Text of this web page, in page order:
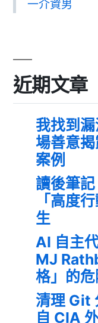
一介資男
近期文章
我找到
場善意
案例
讀後筆
「高度
生
AI 自主
MJ
格」的
清理 Git
自 CIA